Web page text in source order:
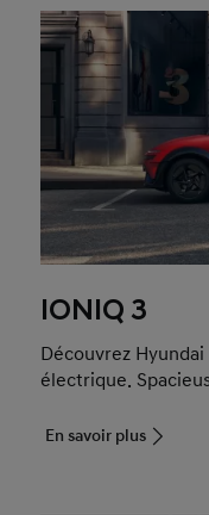
IONIQ 3
Découvrez
électrique.
En savoir plus